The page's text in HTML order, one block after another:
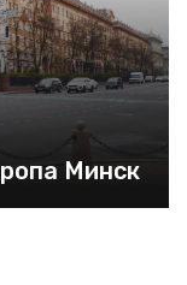
Минск